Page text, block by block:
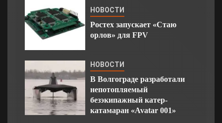
НОВОСТИ
Ростех запускает «Стаю
орлов» для FPV
НОВОСТИ
В Волгограде разработали
непотопляемый
безэкипажный катер-
катамаран «Avatar 001»